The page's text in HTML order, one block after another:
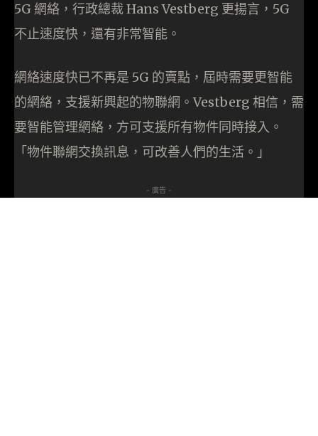
5G 網絡，行政總裁 Hans Vestberg 更揚言，5G
不止速度快，還有非常智能。
網絡速度快已不再是 5G 的賣點，屆時需要更智能
的網絡，支援新興起的物聯網。Vestberg 相信，需
要智能管理網絡，方可支援所有物件同時接入。
「物件聯網交換訊息，可改善人們的生活。」
- 廣告 -